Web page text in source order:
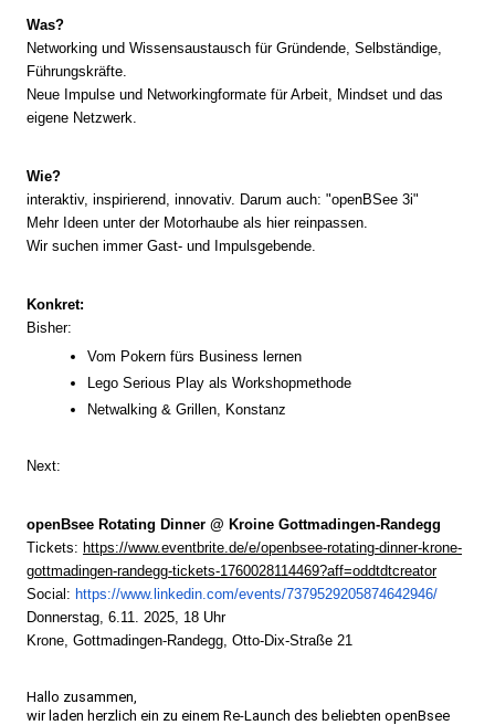
Was?
Networking und Wissensaustausch für Gründende, Selbständige,
Führungskräfte.
Neue Impulse und Networkingformate für Arbeit, Mindset und das
eigene Netzwerk.
Wie?
interaktiv, inspirierend, innovativ. Darum auch: "openBSee 3i"
Mehr Ideen unter der Motorhaube als hier reinpassen.
Wir suchen immer Gast- und Impulsgebende.
Konkret:
Bisher:
Vom Pokern fürs Business lernen
Lego Serious Play als Workshopmethode
Netwalking & Grillen, Konstanz
Next:
openBsee Rotating Dinner @ Kroine Gottmadingen-Randegg
Tickets: https://www.eventbrite.de/e/openbsee-rotating-dinner-krone-
gottmadingen-randegg-tickets-1760028114469?aff=oddtdtcreator
Social: https://www.linkedin.com/events/7379529205874642946/
Donnerstag, 6.11. 2025, 18 Uhr
Krone, Gottmadingen-Randegg, Otto-Dix-Straße 21
Hallo zusammen,
wir laden herzlich ein zu einem Re-Launch des beliebten openBsee